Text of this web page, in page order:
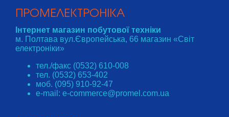
ПРОМЕЛЕКТРОНІКА
Інтернет магазин побутової техніки
м. Полтава вул.Європейська, 66 магазин «Світ
електроніки»
тел./факс (0532) 610-008
тел. (0532) 653-402
моб. (095) 910-92-47
e-mail: e-commerce@promel.com.ua